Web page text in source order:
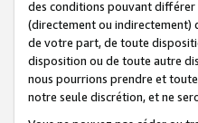
des conditions pouvant différer
(directement ou indirectement)
de votre part, de toute
disposition ou de toute autre
nous pourrions prendre et
notre seule discrétion, et ne